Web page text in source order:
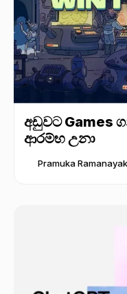
අඩුවට Games
ආරම්භ උනා
Pramuka